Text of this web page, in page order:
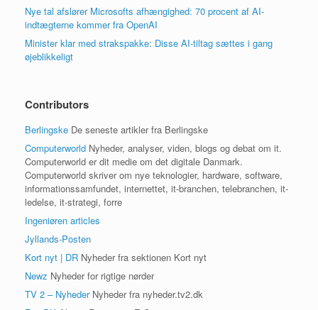
Nye tal afslører Microsofts afhængighed: 70 procent af AI-
indtægterne kommer fra OpenAI
Minister klar med strakspakke: Disse AI-tiltag sættes i gang
øjeblikkeligt
Contributors
Berlingske De seneste artikler fra Berlingske
Computerworld Nyheder, analyser, viden, blogs og debat om it.
Computerworld er dit medie om det digitale Danmark.
Computerworld skriver om nye teknologier, hardware, software,
informationssamfundet, internettet, it-branchen, telebranchen, it-
ledelse, it-strategi, forre
Ingeniøren articles
Jyllands-Posten
Kort nyt | DR Nyheder fra sektionen Kort nyt
Newz Nyheder for rigtige nørder
TV 2 – NyhederNyheder fra nyheder.tv2.dk